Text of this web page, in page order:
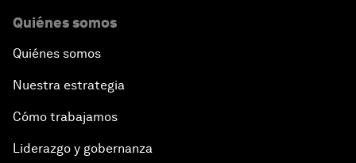
Quiénes somos
Quiénes somos
Nuestra estrategia
Cómo trabajamos
Liderazgo y gobernanza